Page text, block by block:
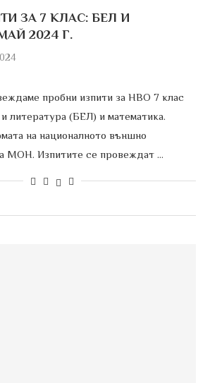
ЗА 7 КЛАС: БЕЛ И
2024 Г.
пробни изпити за НВО 7 клас
литература (БЕЛ) и математика.
на националното външно
МОН. Изпитите се провеждат …